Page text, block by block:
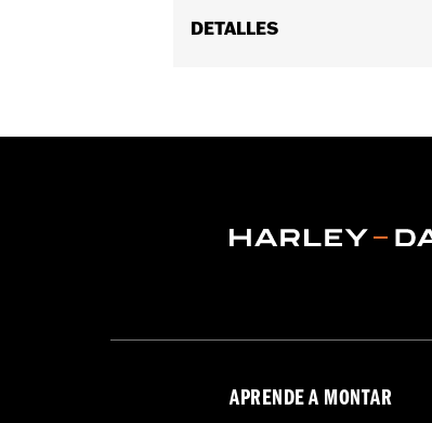
DETALLES
Material:Nylon balístico
APRENDE A MONTAR